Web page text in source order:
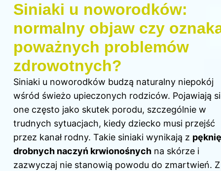
Siniaki u noworodków:
normalny objaw czy
poważnych problemów
zdrowotnych?
Siniaki u noworodków budzą naturalny niepokój
wśród świeżo upieczonych rodziców. Pojawiają
one często jako skutek porodu, szczególnie w
trudnych sytuacjach, kiedy dziecko musi przejść
przez kanał rodny. Takie siniaki wynikają z
drobnych naczyń krwionośnych na skórze i
zazwyczaj nie stanowią powodu do zmartwień. Z